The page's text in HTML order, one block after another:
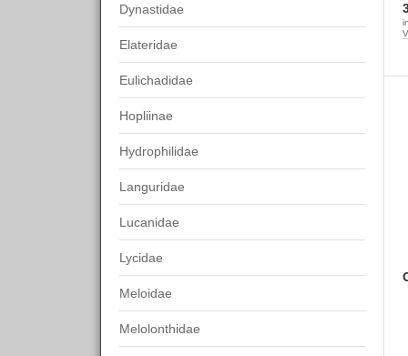
Dynastidae
Elateridae
Eulichadidae
Hopliinae
Hydrophilidae
Languridae
Lucanidae
Lycidae
Meloidae
Melolonthidae